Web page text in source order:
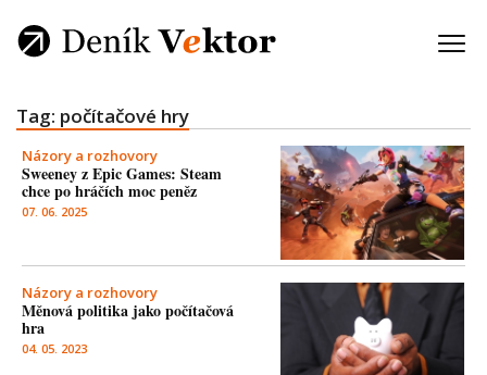
Tag: počítačové hry
Názory a rozhovory
Sweeney z Epic Games: Steam
chce po hráčích moc peněz
07. 06. 2025
Názory a rozhovory
Měnová politika jako počítačová
hra
04. 05. 2023